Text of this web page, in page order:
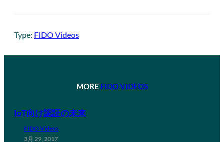
Type: FIDO Videos
MORE FIDO VIDEOS
IoT向け認証の未来
FIDO Videos
3月 29, 2017